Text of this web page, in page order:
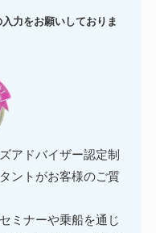
力をお願いしておりま
アドバイザー認定制
ントがお客様のご質
ミナーや乗船を通じ